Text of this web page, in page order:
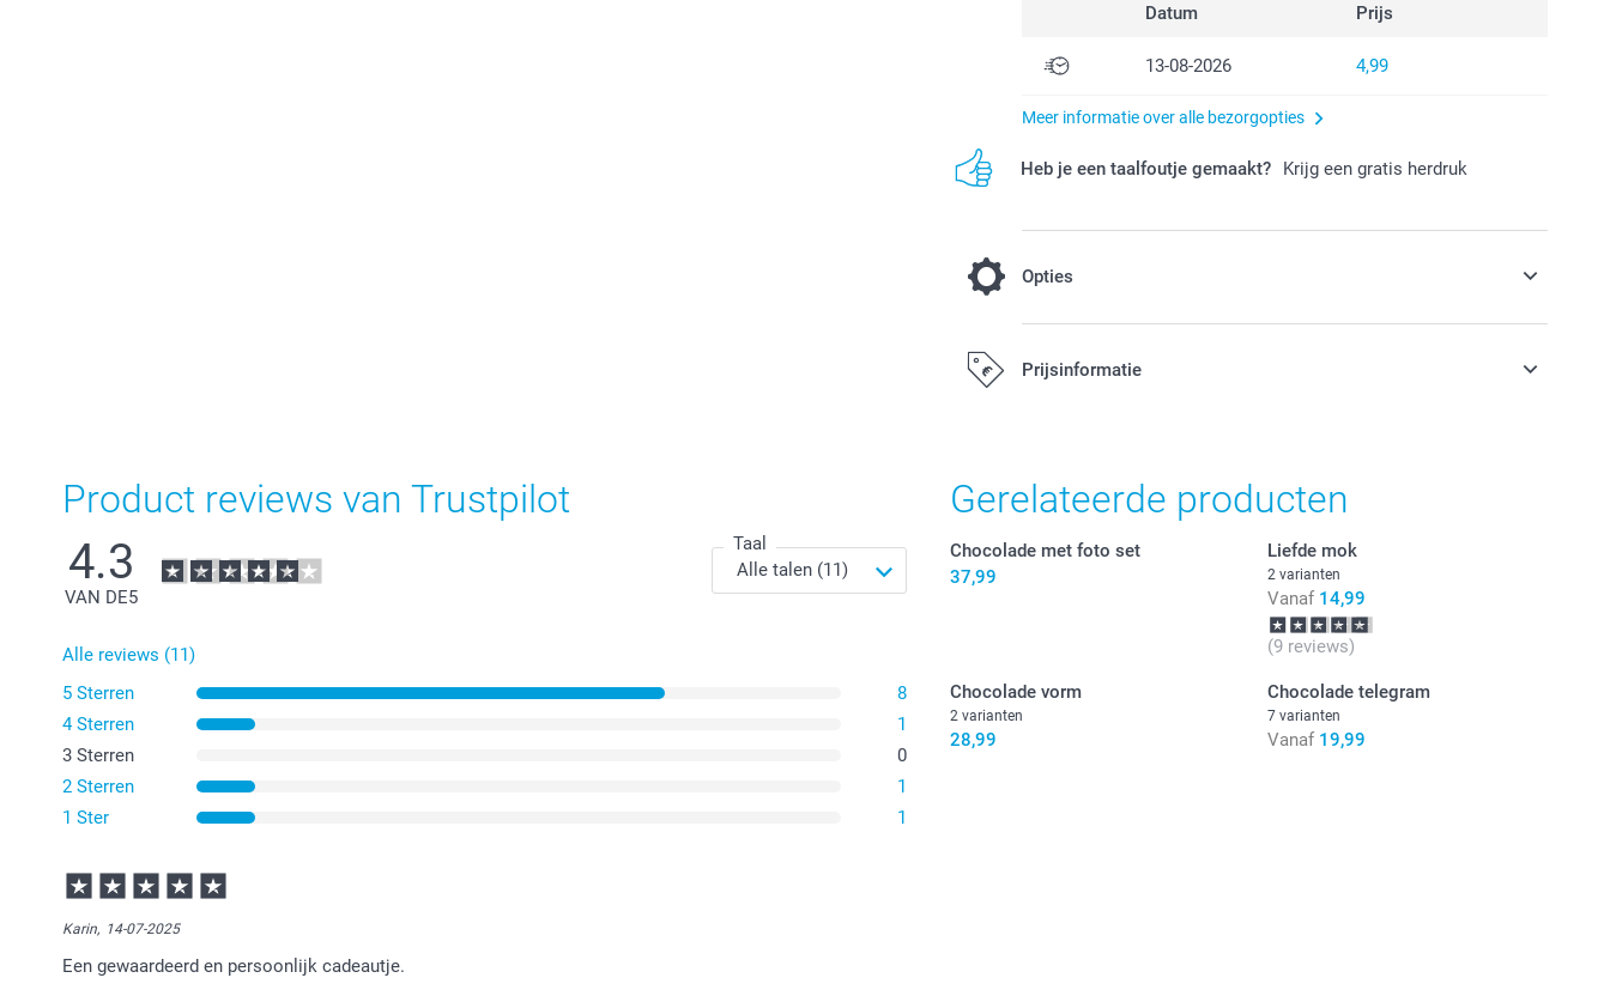
Datum Prijs
13-08-2026 4,99
Meer informatie over alle bezorgopties
Heb je een taalfoutje gemaakt? Krijg een gratis herdruk
Opties
Afkoeling op een warme dag
Prijsinformatie
Product reviews van Trustpilot
4.3
VAN DE5
Taal
Alle reviews (11)
5 Sterren
8
4 Sterren
1
3 Sterren
0
2 Sterren
1
1 Ster
1
Karin, 14-07-2025
Een gewaardeerd en persoonlijk cadeautje.
Gerelateerde producten
Chocolade met foto set
37,99
Liefde mok
2 varianten
Vanaf 14,99
(9 reviews)
Chocolade vorm
2 varianten
28,99
Chocolade telegram
7 varianten
Vanaf 19,99